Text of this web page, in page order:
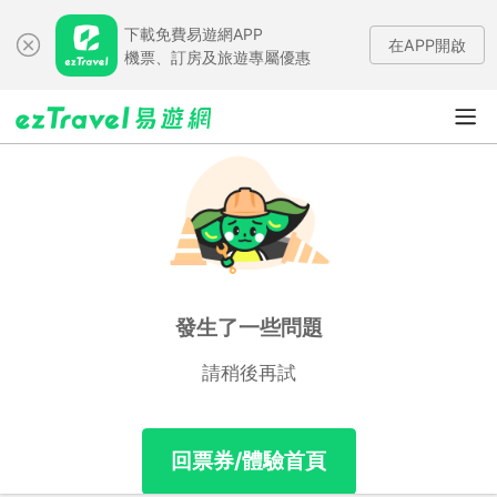
下載免費易遊網APP
機票、訂房及旅遊專屬優惠
在APP開啟
發生了一些問題
請稍後再試
回票券/體驗首頁